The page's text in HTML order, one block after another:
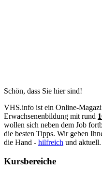
Schön, dass Sie hier sind!
VHS.info ist ein Online-
Erwachsenenbildung mit rund
wollen sich neben dem Job
die besten Tipps. Wir geben
die Hand - hilfreich und aktuell.
Kursbereiche